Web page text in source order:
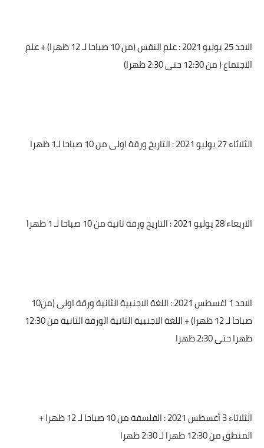
الاحد 25 يوليو 2021 : علم النفس (من 10 صباحا لـ 12 ظهرا) + علم
الاجتماع ( من 12:30 حتى 2:30 ظهرا)
الثلاثاء 27 يوليو 2021 : التاريخ ورقة اولى من 10 صباحا لـ1 ظهرا
الاربعاء 28 يوليو 2021 : التاريخ ورقة ثانية من 10 صباحا لـ 1 ظهرا
الاحد 1 اغسطس 2021 : اللغة الاجنبية الثانية ورقة اولى (من10
صباحا لـ 12 ظهرا) + اللغة الاجنبية الثانية الورقة الثانية من 12:30
ظهرا حتى 2:30 ظهرا
الثلاثاء 3 أغسطس 2021 : الفلسفة من 10 صباحا لـ 12 ظهرا +
المنطق من 12:30 ظهرا لـ 2:30 ظهرا